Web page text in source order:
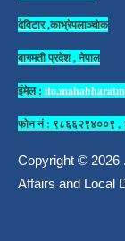
देविटार ,काभ्रेपलाञ्चोक
बागमती प्रदेश , नेपाल
ईमेल :
फोन नं : ९८६६२९४००९ ,
Copyright © 2026
Affairs and Local